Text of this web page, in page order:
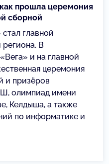
как прошла церемония
сборной
главной
региона. В
и на главной
церемония
и призёров
олимпиад имени
Келдыша, а также
по информатике и